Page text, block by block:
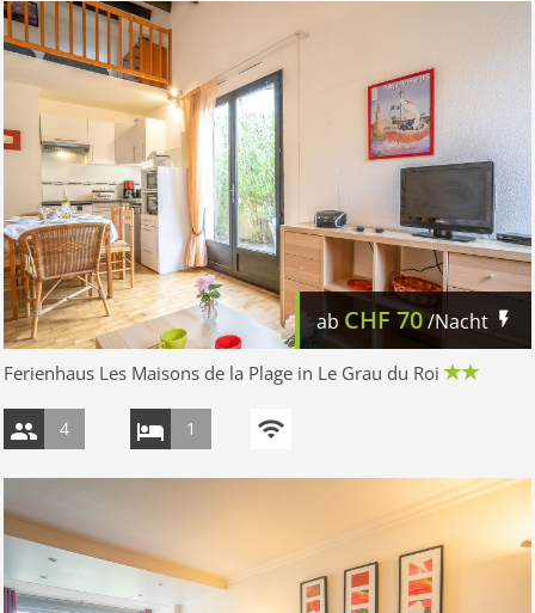
ab CHF 70/Nacht
Ferienhaus Les Maisons de la Plage in Le Grau du Roi
4 1